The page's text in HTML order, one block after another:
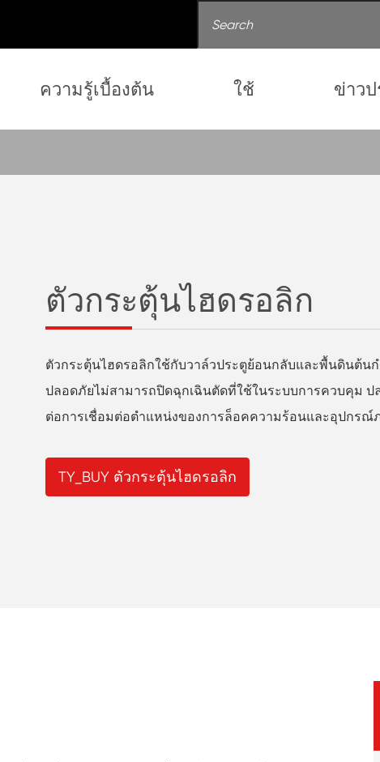
ความรู้เบื้องต้น ใช้ ข่าว
ตัวกระตุ้นไฮดรอลิก
ตัวกระตุ้นไฮดรอลิกใช้กับวาล์วประตูย้อนกลับและพื้นดินต้นก
ปลอดภัยไม่สามารถปิดฉุกเฉินตัดที่ใช้ในระบบการควบคุม ป
ต่อการเชื่อมต่อตำแหน่งของการล็อคความร้อนและอุปกรณ์
TY_BUY ตัวกระตุ้นไฮดรอลิก